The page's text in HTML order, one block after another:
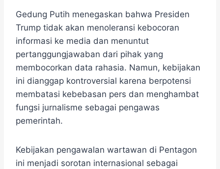
Gedung Putih menegaskan bahwa Presiden
Trump tidak akan menoleransi kebocoran
informasi ke media dan menuntut
pertanggungjawaban dari pihak yang
membocorkan data rahasia. Namun, kebijakan
ini dianggap kontroversial karena berpotensi
membatasi kebebasan pers dan menghambat
fungsi jurnalisme sebagai pengawas
pemerintah.
Kebijakan pengawalan wartawan di Pentagon
ini menjadi sorotan internasional sebagai